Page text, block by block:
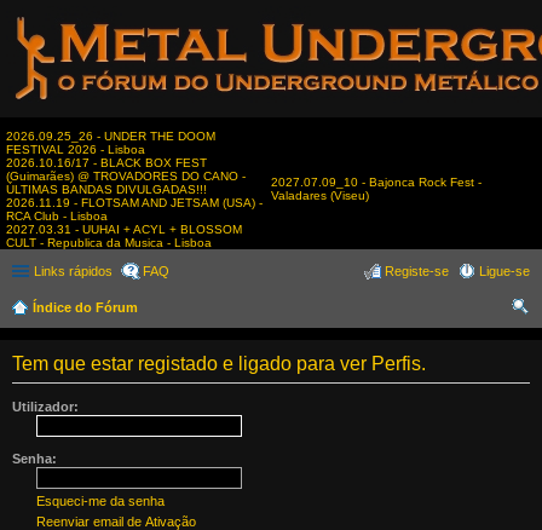
2026.09.25_26 - UNDER THE DOOM
FESTIVAL 2026 - Lisboa
2026.10.16/17 - BLACK BOX FEST
(Guimarães) @ TROVADORES DO CANO -
ÚLTIMAS BANDAS DIVULGADAS!!!
2026.11.19 - FLOTSAM AND JETSAM (USA) -
RCA Club - Lisboa
2027.03.31 - UUHAI + ACYL + BLOSSOM
CULT - Republica da Musica - Lisboa
2027.07.09_10 - Bajonca Rock Fest -
Valadares (Viseu)
Links rápidos FAQ Ligue-se
Registe-se
Índice do Fórum
Tem que estar registado e ligado para ver Perfis.
Utilizador:
Senha:
Esqueci-me da senha
Reenviar email de Ativação